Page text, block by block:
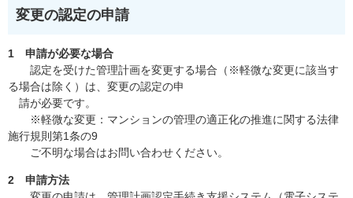
変更の認定の申請
1 申請が必要な場合
認定を受けた管理計画を変更する場合（※軽微な変更に該当す
る場合は除く）は、変更の認定の申
請が必要です。
※軽微な変更：マンションの管理の適正化の推進に関する法律
施行規則第1条の9
ご不明な場合はお問い合わせください。
2 申請方法